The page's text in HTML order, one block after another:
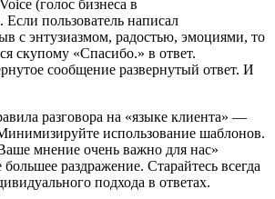
(голос бизнеса в
Если пользователь написал
с энтузиазмом, радостью, эмоциями, то
скупому «Спасибо.» в ответ.
сообщение развернутый ответ. И
разговора на «языке клиента» —
использование шаблонов.
мнение очень важно для нас»
раздражение. Старайтесь всегда
подхода в ответах.